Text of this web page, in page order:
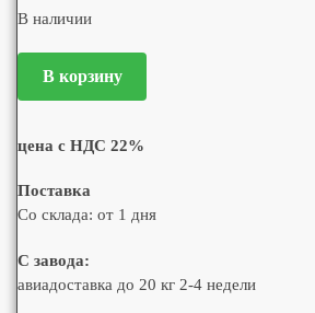
В наличии
В корзину
цена с НДС 22%
Поставка
Со склада: от 1 дня
С завода:
авиадоставка до 20 кг 2-4 недели